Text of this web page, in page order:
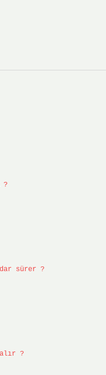
?
sürer ?
alır ?